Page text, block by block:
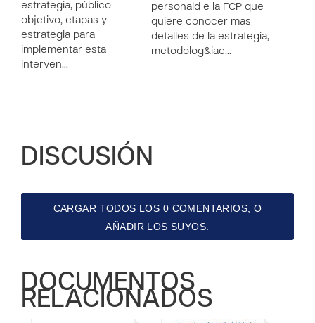
estrategia, público
objetivo, etapas y
estrategia para
implementar esta
interven…
personald e la FCP que
quiere conocer mas
detalles de la estrategia,
metodolog&iac…
DISCUSIÓN
CARGAR TODOS LOS 0 COMENTARIOS, O
AÑADIR LOS SUYOS.
DOCUMENTOS
RELACIONADOS